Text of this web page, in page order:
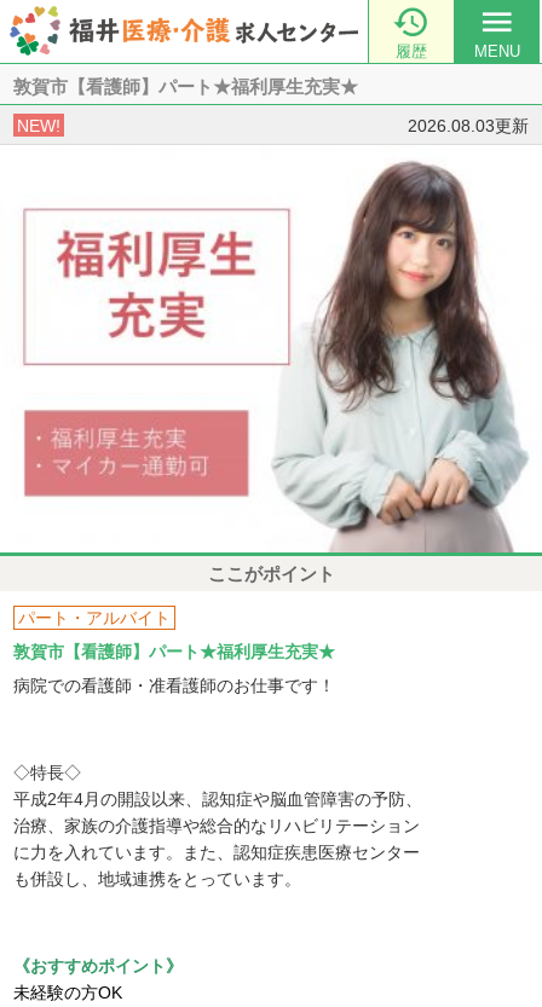

履歴
menu
MENU
敦賀市【看護師】パート★福利厚生充実★
NEW! 2026.08.03更新
ここがポイント
パート・アルバイト
敦賀市【看護師】パート★福利厚生充実★
病院での看護師・准看護師のお仕事です！
◇特長◇
平成2年4月の開設以来、認知症や脳血管障害の予防、
治療、家族の介護指導や総合的なリハビリテーション
に力を入れています。また、認知症疾患医療センター
も併設し、地域連携をとっています。
《おすすめポイント》
未経験の方OK